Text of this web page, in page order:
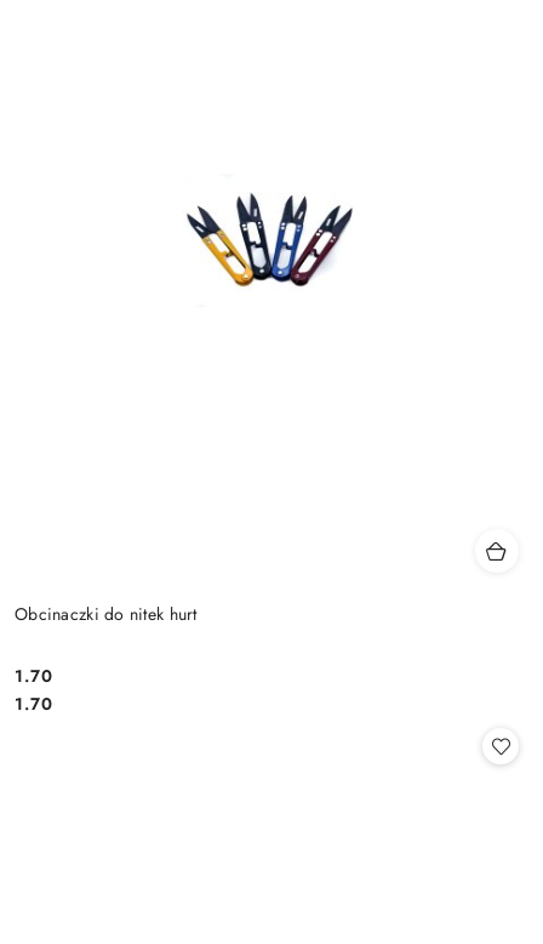
Obcinaczki do nitek hurt
Cena:
1.70
Cena:
1.70